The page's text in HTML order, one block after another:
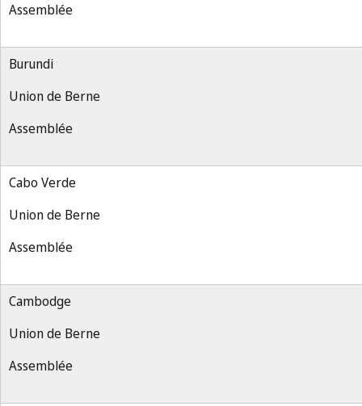
Assemblée
Burundi
Union de Berne
Assemblée
Cabo Verde
Union de Berne
Assemblée
Cambodge
Union de Berne
Assemblée